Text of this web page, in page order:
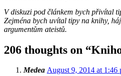
V diskuzi pod článkem bych přivítal
Zejména bych uvítal tipy na knihy,
argumentům ateistů.
206 thoughts on “
Medea August 9, 2014 at 1:46